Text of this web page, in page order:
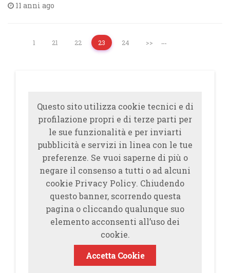
11 anni ago
1 …
21 22 23 24 >>
Questo sito utilizza cookie tecnici e di
profilazione propri e di terze parti per
le sue funzionalità e per inviarti
pubblicità e servizi in linea con le tue
preferenze. Se vuoi saperne di più o
negare il consenso a tutti o ad alcuni
cookie Privacy Policy. Chiudendo
questo banner, scorrendo questa
pagina o cliccando qualunque suo
elemento acconsenti all’uso dei
cookie.
Accetta Cookie